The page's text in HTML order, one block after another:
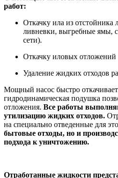
работ:
Откачку ила из отстойника
ливневки, выгребные ямы,
сети).
Откачку иловых отложений
Удаление жидких отходов
Мощный насос быстро
гидродинамическая подушка
отложения. Все работы
утилизацию жидких отходов.
на специально отведенные для
бытовые отходы, но и
подхода к уничтожению.
Отработанные жидкости